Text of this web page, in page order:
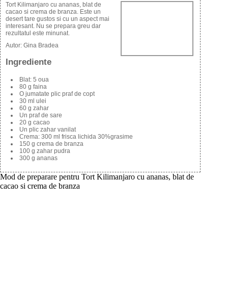
Tort Kilimanjaro cu ananas, blat de
cacao si crema de branza. Este un
desert tare gustos si cu un aspect mai
interesant. Nu se prepara greu dar
rezultatul este minunat.
Autor: Gina Bradea
Ingrediente
Blat: 5 oua
80 g faina
O jumatate plic praf de copt
30 ml ulei
60 g zahar
Un praf de sare
20 g cacao
Un plic zahar vanilat
Crema: 300 ml frisca lichida 30%grasime
150 g crema de branza
100 g zahar pudra
300 g ananas
Mod de preparare pentru Tort Kilimanjaro cu ananas, blat de
cacao si crema de branza